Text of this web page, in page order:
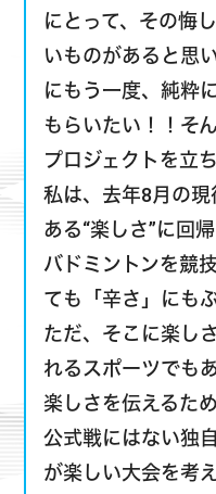
にとって、その悔
いものがあると思
にもう一度、純粋
もらいたい！！そ
プロジェクトを立
私は、去年8月の
ある“楽しさ”に回
バドミントンを競
ても「辛さ」にも
ただ、そこに楽し
れるスポーツでも
楽しさを伝えるた
公式戦にはない独
が楽しい大会を考